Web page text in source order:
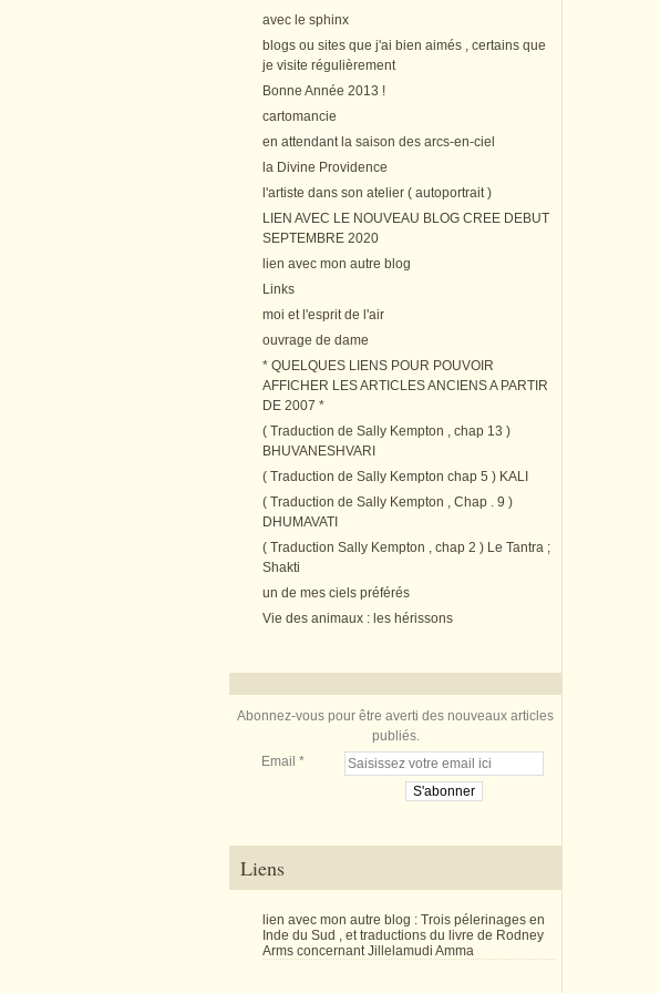
avec le sphinx
blogs ou sites que j'ai bien aimés , certains que
je visite régulièrement
Bonne Année 2013 !
cartomancie
en attendant la saison des arcs-en-ciel
la Divine Providence
l'artiste dans son atelier ( autoportrait )
LIEN AVEC LE NOUVEAU BLOG CREE DEBUT
SEPTEMBRE 2020
lien avec mon autre blog
Links
moi et l'esprit de l'air
ouvrage de dame
* QUELQUES LIENS POUR POUVOIR
AFFICHER LES ARTICLES ANCIENS A PARTIR
DE 2007 *
( Traduction de Sally Kempton , chap 13 )
BHUVANESHVARI
( Traduction de Sally Kempton chap 5 ) KALI
( Traduction de Sally Kempton , Chap . 9 )
DHUMAVATI
( Traduction Sally Kempton , chap 2 ) Le Tantra ;
Shakti
un de mes ciels préférés
Vie des animaux : les hérissons
Abonnez-vous pour être averti des nouveaux articles
publiés.
Email
Liens
lien avec mon autre blog : Trois pélerinages en
Inde du Sud , et traductions du livre de Rodney
Arms concernant Jillelamudi Amma